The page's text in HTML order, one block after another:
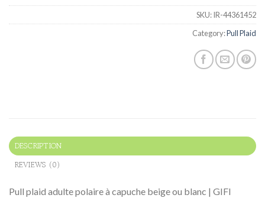
SKU:IR-44361452
Category:Pull Plaid
DESCRIPTION
REVIEWS (0)
Pull plaid adulte polaire à capuche beige ou blanc | GIFI